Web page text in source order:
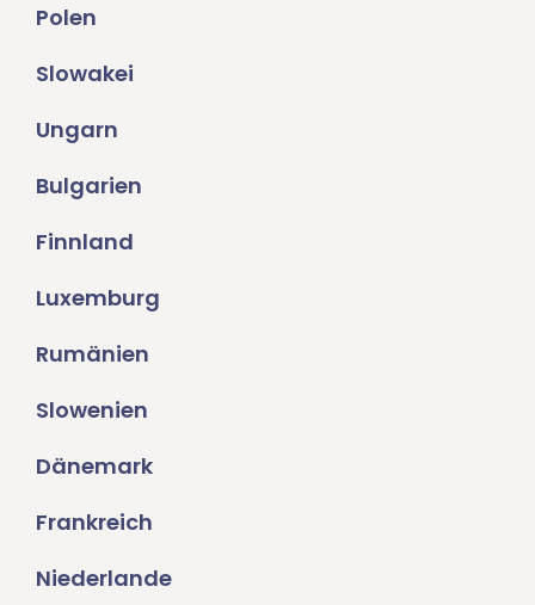
Polen
Slowakei
Ungarn
Bulgarien
Finnland
Luxemburg
Rumänien
Slowenien
Dänemark
Frankreich
Niederlande